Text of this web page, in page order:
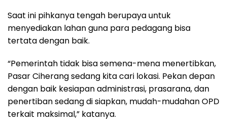
Saat ini pihkanya tengah berupaya untuk
menyediakan lahan guna para pedagang bisa
tertata dengan baik.
“Pemerintah tidak bisa semena-mena menertibkan,
Pasar Ciherang sedang kita cari lokasi. Pekan depan
dengan baik kesiapan administrasi, prasarana, dan
penertiban sedang di siapkan, mudah-mudahan OPD
terkait maksimal,” katanya.